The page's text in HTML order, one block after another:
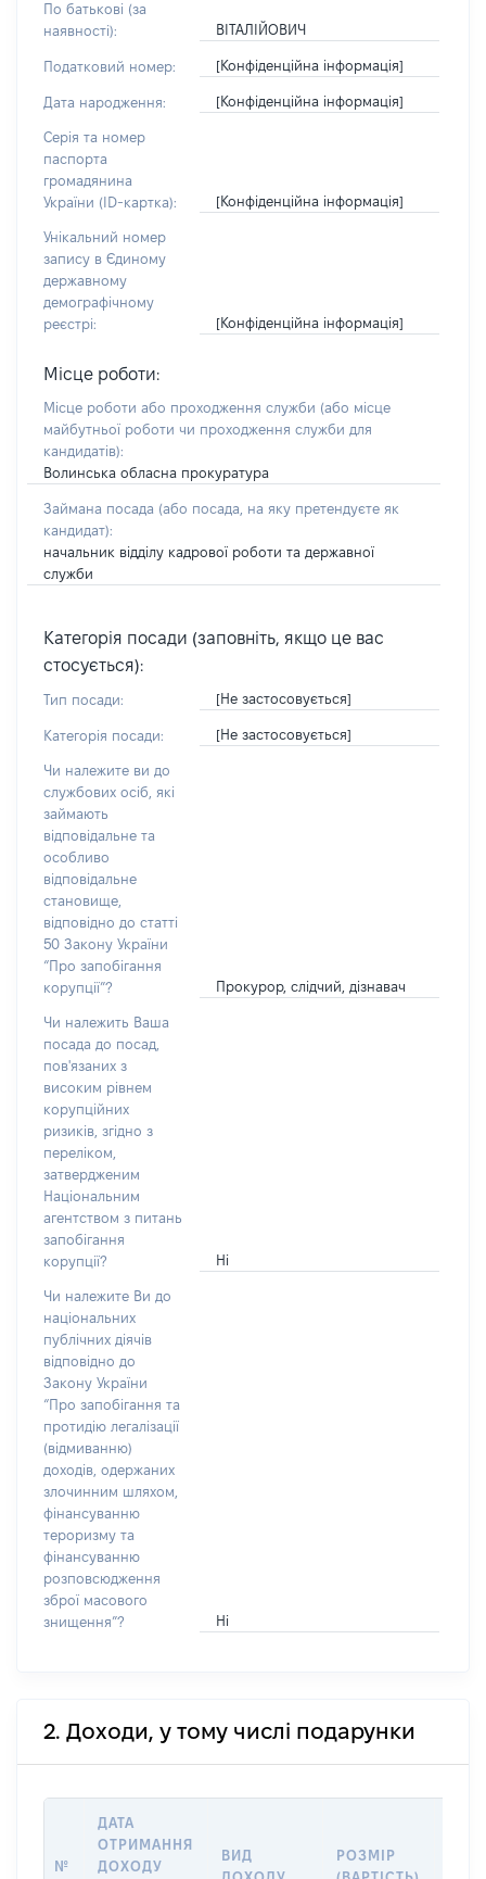
По батькові (за
наявності):
ВІТАЛІЙОВИЧ
Податковий номер: [Конфіденційна інформація]
Дата народження: [Конфіденційна інформація]
Серія та номер
паспорта
громадянина
України (ID-картка):
[Конфіденційна інформація]
Унікальний номер
запису в Єдиному
державному
демографічному
реєстрі:
[Конфіденційна інформація]
Місце роботи:
Місце роботи або проходження служби (або місце
майбутньої роботи чи проходження служби для
кандидатів):
Волинська обласна прокуратура
Займана посада (або посада, на яку претендуєте як
кандидат):
начальник відділу кадрової роботи та державної
служби
Категорія посади (заповніть, якщо це вас
стосується):
Тип посади: [Не застосовується]
Категорія посади: [Не застосовується]
Чи належите ви до
службових осіб, які
займають
відповідальне та
особливо
відповідальне
становище,
відповідно до статті
50 Закону України
“Про запобігання
корупції”?
Прокурор, слідчий, дізнавач
Чи належить Ваша
посада до посад,
пов'язаних з
високим рівнем
корупційних
ризиків, згідно з
переліком,
затвердженим
Національним
агентством з питань
запобігання
корупції?
Ні
Чи належите Ви до
національних
публічних діячів
відповідно до
Закону України
“Про запобігання та
протидію легалізації
(відмиванню)
доходів, одержаних
злочинним шляхом,
фінансуванню
тероризму та
фінансуванню
розповсюдження
зброї масового
знищення”?
Ні
2. Доходи, у тому числі подарунки
№
ДАТА
ОТРИМАННЯ
ДОХОДУ
ВИД
РОЗМІР